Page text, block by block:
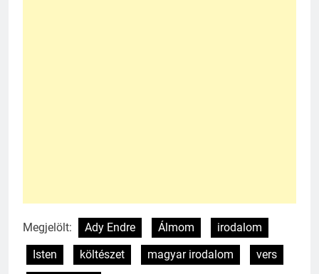
Megjelölt: Ady Endre Álmom
irodalom
Isten
költészet magyar irodalom
vers
241
Ki találta fel a gőzgépet?